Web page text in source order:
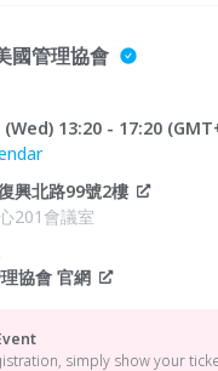
國管理協會
(Wed) 13:20 - 17:20
興北路99號2樓
201會議室
協會 官網
simply show your